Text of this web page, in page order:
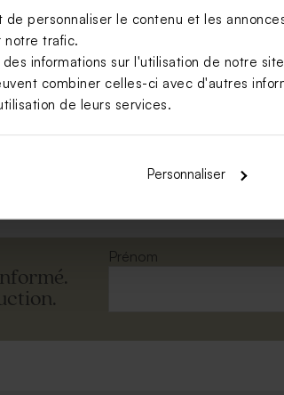
personnaliser le contenu et les
notre trafic.
informations sur l'utilisation de notre
combiner celles-ci avec d'autres
de leurs services.
Personnaliser
montgolfière
Voir +
Prénom